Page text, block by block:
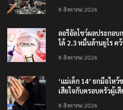
8 สิงหาคม 2026
ลอรีอัลโชว์ผลประกอบ
ได้ 2.3 หมื่นล้านยูโร ค
8 สิงหาคม 2026
‘แม่เด็ก 14’ ยกมือไห
เสียใจกับครอบครัวผู้เ
8 สิงหาคม 2026